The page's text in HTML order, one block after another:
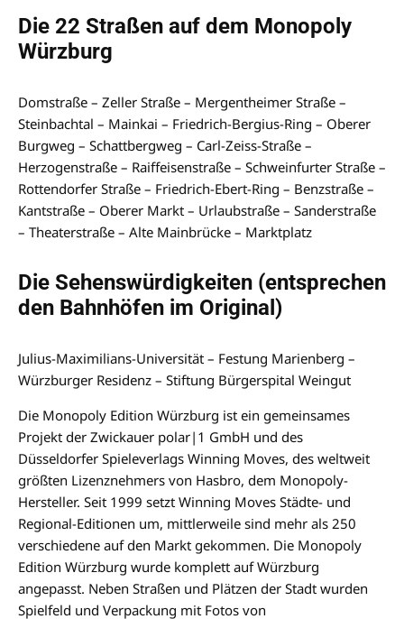
Die 22 Straßen auf dem Monopoly
Würzburg
Domstraße – Zeller Straße – Mergentheimer Straße –
Steinbachtal – Mainkai – Friedrich-Bergius-Ring – Oberer
Burgweg – Schattbergweg – Carl-Zeiss-Straße –
Herzogenstraße – Raiffeisenstraße – Schweinfurter Straße –
Rottendorfer Straße – Friedrich-Ebert-Ring – Benzstraße –
Kantstraße – Oberer Markt – Urlaubstraße – Sanderstraße
– Theaterstraße – Alte Mainbrücke – Marktplatz
Die Sehenswürdigkeiten (entsprechen
den Bahnhöfen im Original)
Julius-Maximilians-Universität – Festung Marienberg –
Würzburger Residenz – Stiftung Bürgerspital Weingut
Die Monopoly Edition Würzburg ist ein gemeinsames
Projekt der Zwickauer polar|1 GmbH und des
Düsseldorfer Spieleverlags Winning Moves, des weltweit
größten Lizenznehmers von Hasbro, dem Monopoly-
Hersteller. Seit 1999 setzt Winning Moves Städte- und
Regional-Editionen um, mittlerweile sind mehr als 250
verschiedene auf den Markt gekommen. Die Monopoly
Edition Würzburg wurde komplett auf Würzburg
angepasst. Neben Straßen und Plätzen der Stadt wurden
Spielfeld und Verpackung mit Fotos von